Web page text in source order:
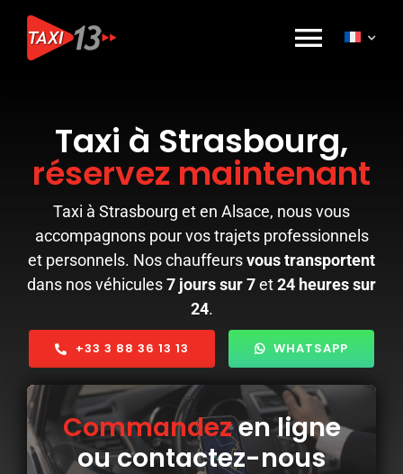
Passer
contenu
Nos Services
Tarifs
Qui sommes-nous ?
Marque Alsace
Appeler avec Whatsapp
+33 3 88 36 13 13
Taxi à Strasbourg,
réservez maintenant
Taxi à Strasbourg et en Alsace, nous vous
accompagnons pour vos trajets professionnels
et personnels. Nos chauffeursvous transportent
dans nos véhicules7 jours sur 7et24 heures sur
24.
+33 3 88 36 13 13 WHATSAPP
Commandezen ligne
ou contactez-nous